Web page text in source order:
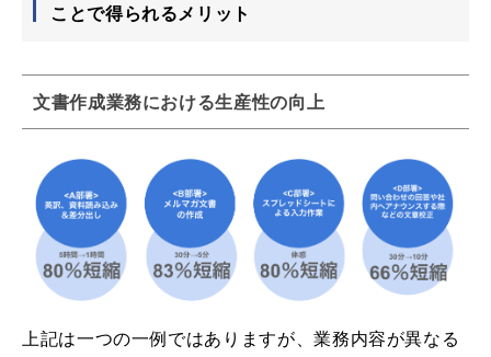
ことで得られるメリット
文書作成業務における生産性の向上
上記は一つの一例ではありますが、業務内容が異なる